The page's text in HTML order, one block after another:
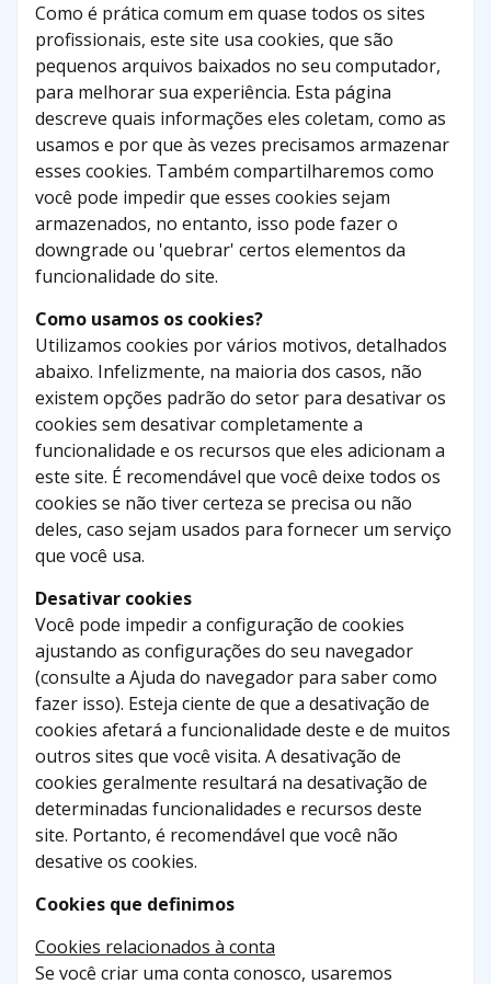
Como é prática comum em quase todos os sites
profissionais, este site usa cookies, que são
pequenos arquivos baixados no seu computador,
para melhorar sua experiência. Esta página
descreve quais informações eles coletam, como as
usamos e por que às vezes precisamos armazenar
esses cookies. Também compartilharemos como
você pode impedir que esses cookies sejam
armazenados, no entanto, isso pode fazer o
downgrade ou 'quebrar' certos elementos da
funcionalidade do site.
Como usamos os cookies?
Utilizamos cookies por vários motivos, detalhados
abaixo. Infelizmente, na maioria dos casos, não
existem opções padrão do setor para desativar os
cookies sem desativar completamente a
funcionalidade e os recursos que eles adicionam a
este site. É recomendável que você deixe todos os
cookies se não tiver certeza se precisa ou não
deles, caso sejam usados ​​para fornecer um serviço
que você usa.
Desativar cookies
Você pode impedir a configuração de cookies
ajustando as configurações do seu navegador
(consulte a Ajuda do navegador para saber como
fazer isso). Esteja ciente de que a desativação de
cookies afetará a funcionalidade deste e de muitos
outros sites que você visita. A desativação de
cookies geralmente resultará na desativação de
determinadas funcionalidades e recursos deste
site. Portanto, é recomendável que você não
desative os cookies.
Cookies que definimos
Cookies relacionados à conta
Se você criar uma conta conosco, usaremos